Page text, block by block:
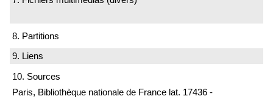
8. Partitions
9. Liens
10. Sources
Paris, Bibliothèque nationale de France lat. 17436 -